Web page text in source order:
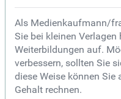
Als Medienkaufmann/
Sie bei kleinen
Weiterbildungen auf.
verbessern, sollten Sie
diese Weise können Sie
Gehalt rechnen.